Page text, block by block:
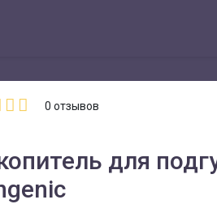
0отзывов
для